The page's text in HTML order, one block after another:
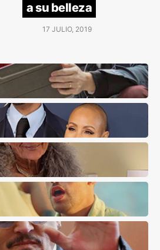
a su belleza
17 JULIO, 2019